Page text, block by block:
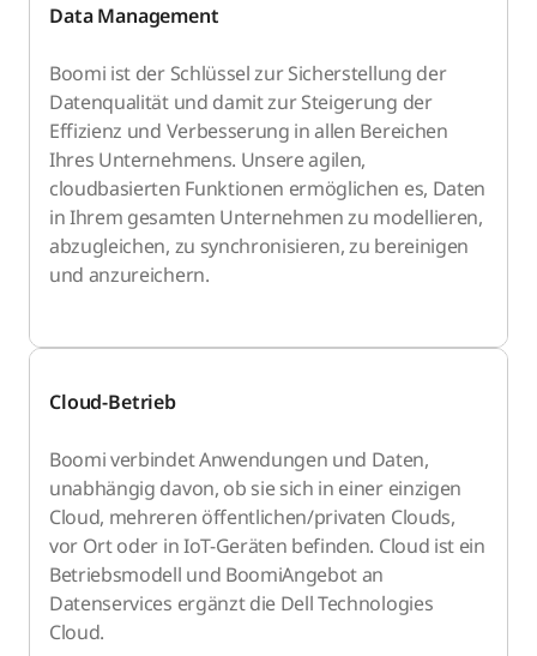
Data Management
Boomi ist der Schlüssel zur Sicherstellung der
Datenqualität und damit zur Steigerung der
Effizienz und Verbesserung in allen Bereichen
Ihres Unternehmens. Unsere agilen,
cloudbasierten Funktionen ermöglichen es, Daten
in Ihrem gesamten Unternehmen zu modellieren,
abzugleichen, zu synchronisieren, zu bereinigen
und anzureichern.
Cloud-Betrieb
Boomi verbindet Anwendungen und Daten,
unabhängig davon, ob sie sich in einer einzigen
Cloud, mehreren öffentlichen/privaten Clouds,
vor Ort oder in IoT-Geräten befinden. Cloud ist ein
Betriebsmodell und BoomiAngebot an
Datenservices ergänzt die Dell Technologies
Cloud.